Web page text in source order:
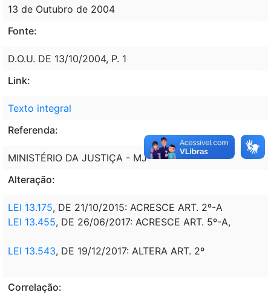
13 de Outubro de 2004
Fonte:
D.O.U. DE 13/10/2004, P. 1
Link:
Texto integral
Referenda:
MINISTÉRIO DA JUSTIÇA - MJ
Alteração:
LEI 13.175, DE 21/10/2015: ACRESCE ART. 2º-A
LEI 13.455, DE 26/06/2017: ACRESCE ART. 5º-A,
LEI 13.543, DE 19/12/2017: ALTERA ART. 2º
Correlação: